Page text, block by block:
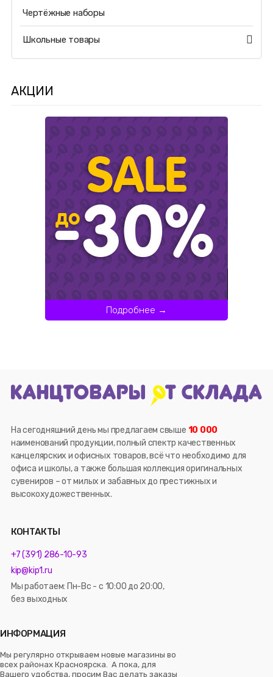
Чертёжные наборы
Школьные товары
АКЦИИ
Подробнее →
На сегодняшний день мы предлагаем свыше 10 000
наименований продукции, полный спектр качественных
канцелярских и офисных товаров, всё что необходимо для
офиса и школы, а также большая коллекция оригинальных
сувениров – от милых и забавных до престижных и
высокохудожественных.
КОНТАКТЫ
+7 (391) 286-10-93
kip@kip1.ru
Мы работаем: Пн-Вс - с 10:00 до 20:00,
без выходных
ИНФОРМАЦИЯ
Мы регулярно открываем новые магазины во
всех районах Красноярска. А пока, для
Вашего удобства, просим Вас делать заказы